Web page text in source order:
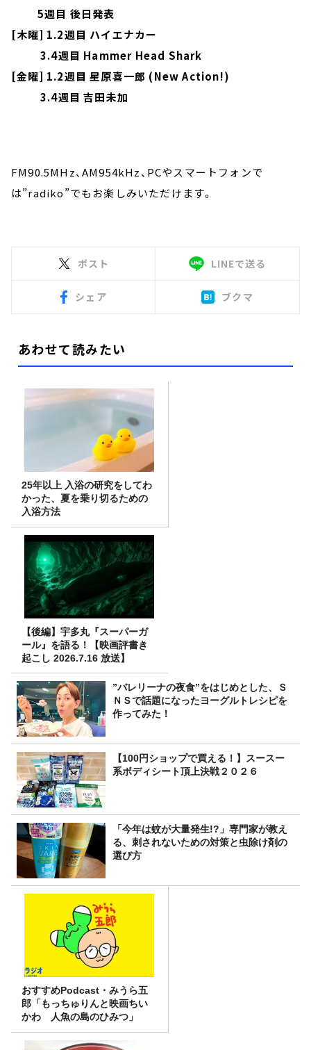
5週目 後日発表
[木曜] 1.2週目 ハイエナカー
3.4週目 Hammer Head Shark
[金曜] 1.2週目 星原喜一郎 (New Action!)
3.4週目 吉田未加
FM90.5MHz、AM954kHz、PCやスマートフォンで
は”radiko”でもお楽しみいただけます。
ポスト LINEで送る
シェア ブクマ
あわせて読みたい
25年以上 入浴の研究をしてわ
かった、夏を乗り切るための
入浴方法
【後編】宇多丸『スーパーガ
ール』を語る！【映画評書き
起こし 2026.7.16 放送】
”バレリーナの夜食”をはじめとした、Ｓ
ＮＳで話題になったヨーグルトレシピを
作ってみた！
【100円ショップで買える！】スースー
系ボディシート頂上決戦２０２６
「今年は蚊が大量発生!?」専門家が教え
る、刺されないための対策と虫除け剤の
選び方
おすすめPodcast・みうら五
郎「もっちゅりんと映画ちい
かわ 人魚の島のひみつ」